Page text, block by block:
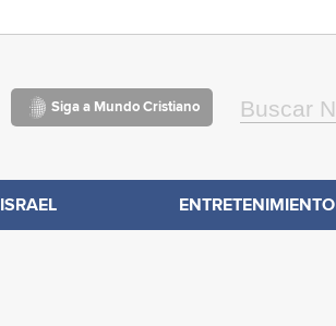
Siga a Mundo Cristiano
ISRAEL ENTRETENIMIENTO